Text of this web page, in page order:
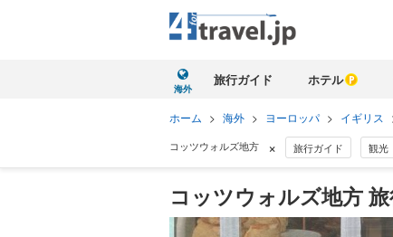
海外
旅行ガイド ホテル
ホーム > 海外 > ヨーロッパ > イギリス
コッツウォルズ地方 × 旅行ガイド 観光
コッツウォルズ地方